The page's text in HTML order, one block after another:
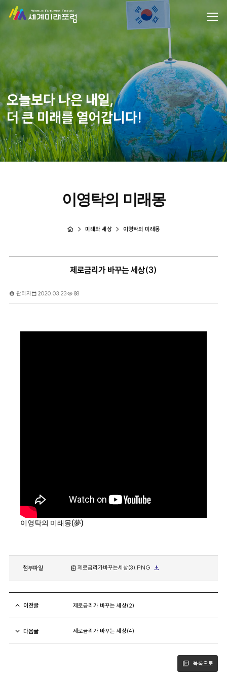
오늘보다 나은 내일,
더 큰 미래를 열어갑니다!
이영탁의 미래몽
미래와 세상 이영탁의 미래몽
제로금리가 바꾸는 세상(3)
관리자 2020.03.23 88
이영탁의 미래몽(夢)
첨부파일 제로금리가바꾸는세상(3).PNG
이전글 제로금리가 바꾸는 세상(2)
다음글 제로금리가 바꾸는 세상(4)
목록으로